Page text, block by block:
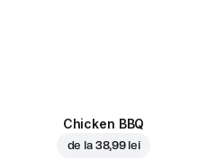
Chicken BBQ
de la 38,99 lei